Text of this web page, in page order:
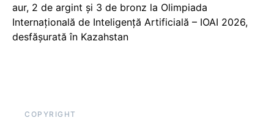
aur, 2 de argint și 3 de bronz la Olimpiada
Internațională de Inteligență Artificială – IOAI 2026,
desfășurată în Kazahstan
COPYRIGHT